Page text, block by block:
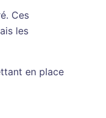
Ces
les
en place